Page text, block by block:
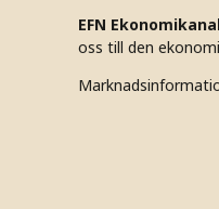
EFN
oss till den